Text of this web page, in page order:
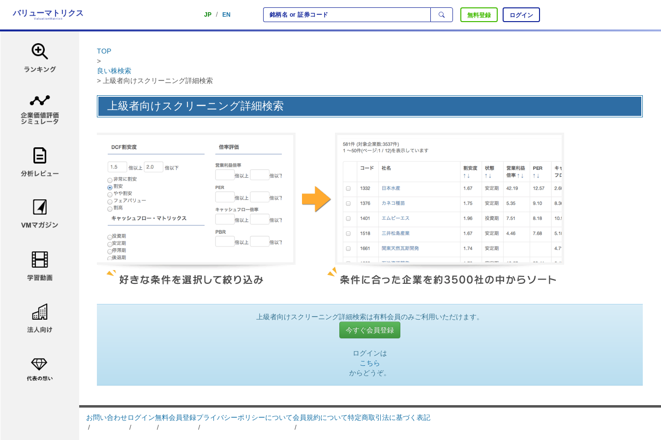
バリューマトリクス
ValuationMatrix®
JP / EN 無料登録 ログイン
TOP
>
良い株検索
> 上級者向けスクリーニング詳細検索
上級者向けスクリーニング詳細検索
上級者向けスクリーニング詳細検索は有料会員のみご利用いただけます。
今すぐ会員登録
ログインは
こちら
からどうぞ。
お問い合わせ
/
ログイン
/
無料会員登録
/
プライバシーポリシーについて
/
会員規約について
/
特定商取引法に基づく表記